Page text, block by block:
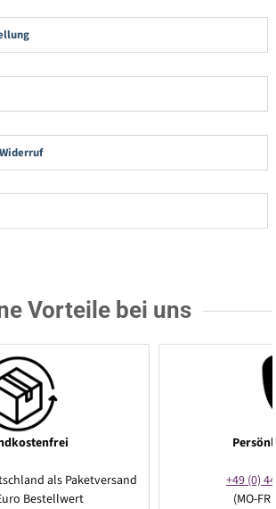
Vorteile bei uns
als Paketversand
Bestellwert
+49 (0)
(MO-